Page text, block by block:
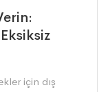
için dış